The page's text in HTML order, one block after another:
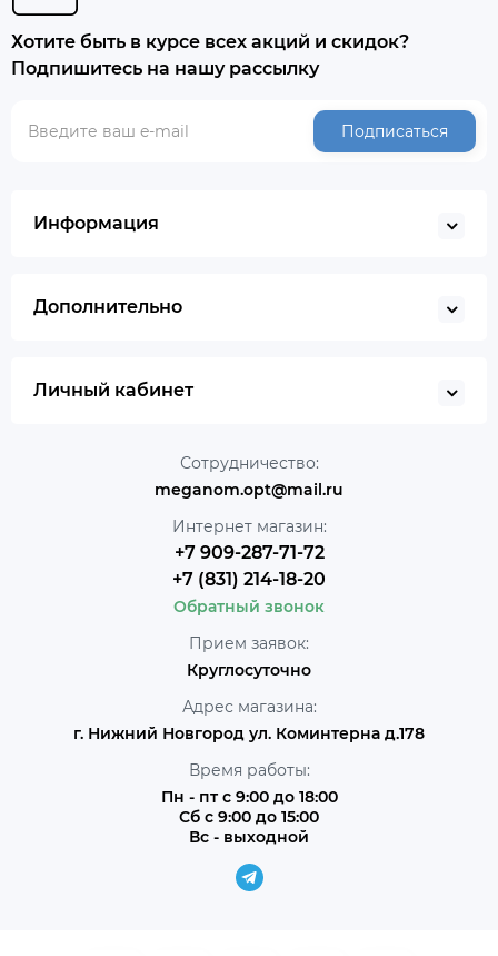
Хотите быть в курсе всех акций и скидок?
Подпишитесь на нашу рассылку
Подписаться
Информация
Дополнительно
Личный кабинет
Сотрудничество:
meganom.opt@mail.ru
Интернет магазин:
+7 909-287-71-72
+7 (831) 214-18-20
Обратный звонок
Прием заявок:
Круглосуточно
Адрес магазина:
г. Нижний Новгород ул. Коминтерна д.178
Время работы:
Пн - пт с 9:00 до 18:00
Сб с 9:00 до 15:00
Вс - выходной